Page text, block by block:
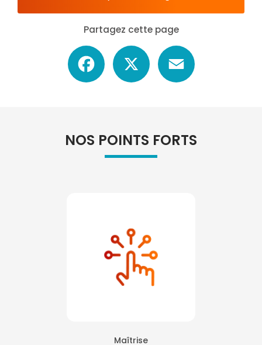
Partagez cette page
Facebook
NOS POINTS FORTS
Maîtrise